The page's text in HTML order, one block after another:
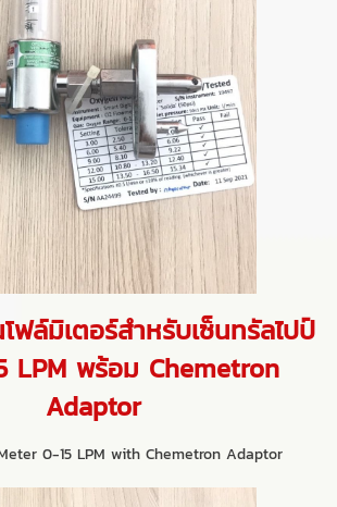
ฟล์มิเตอร์สำหรับเซ็นทรัลไปป์
LPM พร้อม Chemetron
Adaptor
0-15 LPM with Chemetron Adaptor